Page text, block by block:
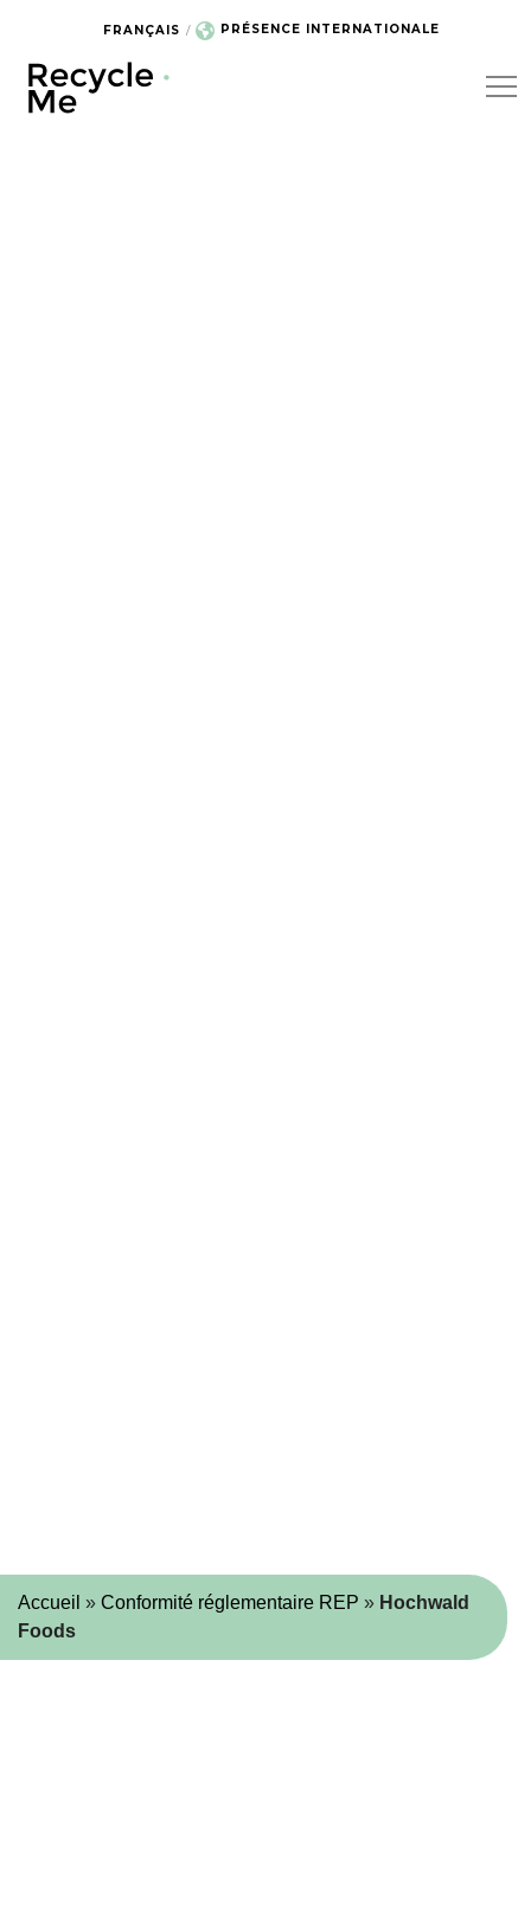
FRANÇAIS PRÉSENCE INTERNATIONALE
Accueil » Conformité réglementaire REP » Hochwald
Foods